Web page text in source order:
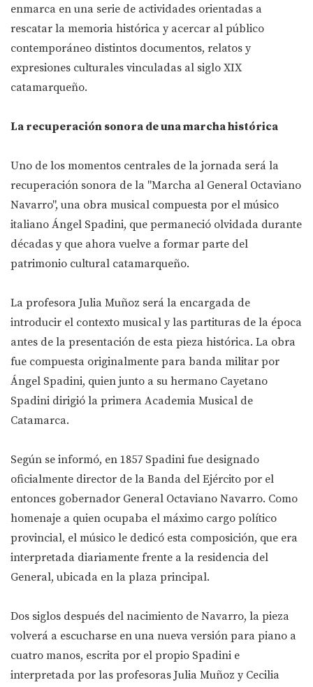
enmarca en una serie de actividades orientadas a
rescatar la memoria histórica y acercar al público
contemporáneo distintos documentos, relatos y
expresiones culturales vinculadas al siglo XIX
catamarqueño.
La recuperación sonora de una marcha histórica
Uno de los momentos centrales de la jornada será la
recuperación sonora de la "Marcha al General Octaviano
Navarro", una obra musical compuesta por el músico
italiano Ángel Spadini, que permaneció olvidada durante
décadas y que ahora vuelve a formar parte del
patrimonio cultural catamarqueño.
La profesora Julia Muñoz será la encargada de
introducir el contexto musical y las partituras de la época
antes de la presentación de esta pieza histórica. La obra
fue compuesta originalmente para banda militar por
Ángel Spadini, quien junto a su hermano Cayetano
Spadini dirigió la primera Academia Musical de
Catamarca.
Según se informó, en 1857 Spadini fue designado
oficialmente director de la Banda del Ejército por el
entonces gobernador General Octaviano Navarro. Como
homenaje a quien ocupaba el máximo cargo político
provincial, el músico le dedicó esta composición, que era
interpretada diariamente frente a la residencia del
General, ubicada en la plaza principal.
Dos siglos después del nacimiento de Navarro, la pieza
volverá a escucharse en una nueva versión para piano a
cuatro manos, escrita por el propio Spadini e
interpretada por las profesoras Julia Muñoz y Cecilia